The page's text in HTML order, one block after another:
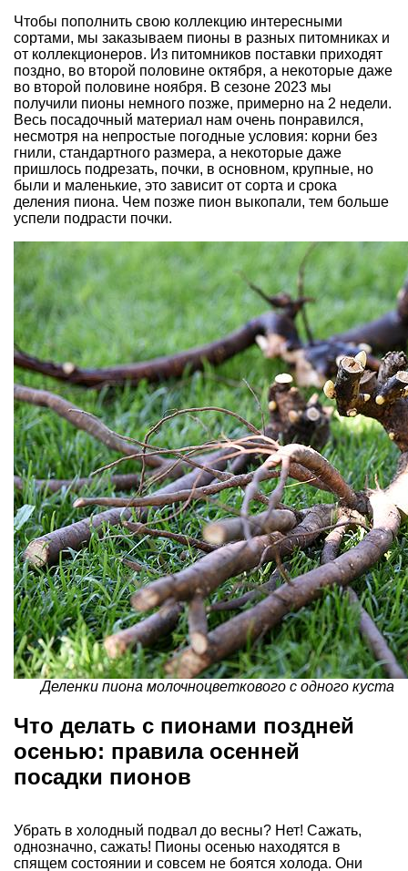
Чтобы пополнить свою коллекцию интересными
сортами, мы заказываем пионы в разных питомниках и
от коллекционеров. Из питомников поставки приходят
поздно, во второй половине октября, а некоторые даже
во второй половине ноября. В сезоне 2023 мы
получили пионы немного позже, примерно на 2 недели.
Весь посадочный материал нам очень понравился,
несмотря на непростые погодные условия: корни без
гнили, стандартного размера, а некоторые даже
пришлось подрезать, почки, в основном, крупные, но
были и маленькие, это зависит от сорта и срока
деления пиона. Чем позже пион выкопали, тем больше
успели подрасти почки.
Деленки пиона молочноцветкового с одного куста
Что делать с пионами поздней
осенью: правила осенней
посадки пионов
Убрать в холодный подвал до весны? Нет! Сажать,
однозначно, сажать! Пионы осенью находятся в
спящем состоянии и совсем не боятся холода. Они